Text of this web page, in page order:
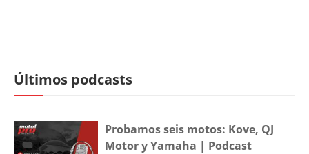
Últimos podcasts
Probamos seis motos: Kove, QJ
Motor y Yamaha | Podcast